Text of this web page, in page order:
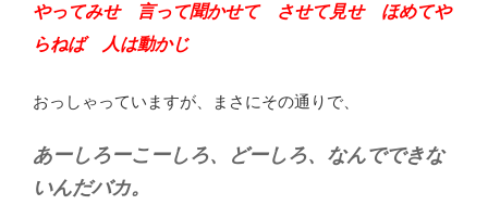
やってみせ 言って聞かせて させて見せ ほめてや
らねば 人は動かじ
おっしゃっていますが、まさにその通りで、
あーしろーこーしろ、どーしろ、なんでできな
いんだバカ。